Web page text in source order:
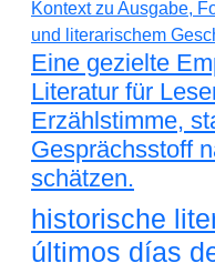
Eine gezielte
Literatur für
Erzählstimme,
Gesprächsstoff
schätzen.
historische
últimos días